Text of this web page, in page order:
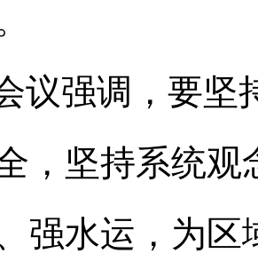
议强调，要坚
，坚持系统观
强水运，为区